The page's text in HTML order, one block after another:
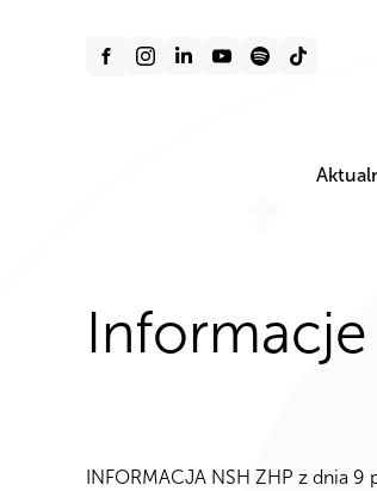
INFORMACJA NSH ZHP z dnia